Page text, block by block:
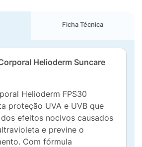
Ficha Técnica
Helioderm Suncare
Helioderm FPS30
proteção UVA e UVB que
efeitos nocivos causados
e previne o
Com fórmula